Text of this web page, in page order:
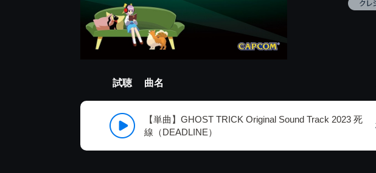
試聴 曲名
【単曲】GHOST TRICK Original Sound Track 2023 死
線（DEADLINE）